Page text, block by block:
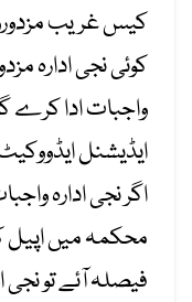
کیسغریب
کوئی نجی ادارہ
واجبات ادا کرے
ایڈیشنل
اگر نجی ادارہ
محکمہ میں اپیل
فیصلہآئےتو